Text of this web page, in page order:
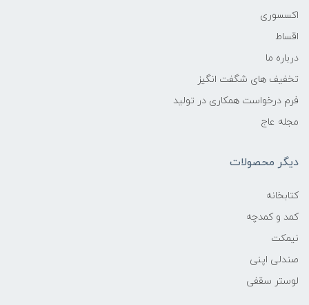
اکسسوری
اقساط
درباره ما
تخفیف های شگفت انگیز
فرم درخواست همکاری در تولید
مجله عاج
دیگر محصولات
کتابخانه
کمد و کمدچه
نیمکت
صندلی اپنی
لوستر سقفی